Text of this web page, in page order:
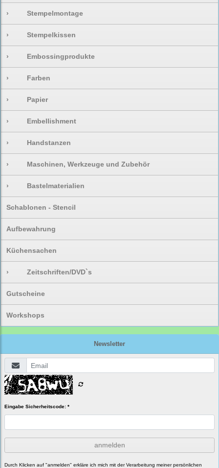
› Stempelmontage
› Stempelkissen
› Embossingprodukte
› Farben
› Papier
› Embellishment
› Handstanzen
› Maschinen, Werkzeuge und Zubehör
› Bastelmaterialien
Schablonen - Stencil
Aufbewahrung
Küchensachen
› Zeitschriften/DVD`s
Gutscheine
Workshops
Newsletter
Eingabe Sicherheitscode: *
anmelden
Durch Klicken auf "anmelden" erkläre ich mich mit der Verarbeitung meiner persönlichen